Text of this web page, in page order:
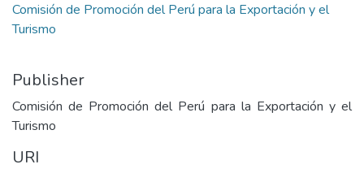
Comisión de Promoción del Perú para la Exportación y el
Turismo
Publisher
Comisión de Promoción del Perú para la Exportación y el
Turismo
URI